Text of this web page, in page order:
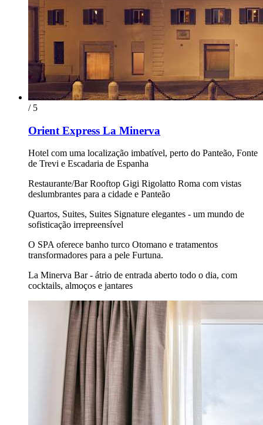
/ 5
Orient Express La Minerva
Hotel com uma localização imbatível, perto do Panteão, Fonte
de Trevi e Escadaria de Espanha
Restaurante/Bar Rooftop Gigi Rigolatto Roma com vistas
deslumbrantes para a cidade e Panteão
Quartos, Suites, Suites Signature elegantes - um mundo de
sofisticação irrepreensível
O SPA oferece banho turco Otomano e tratamentos
transformadores para a pele Furtuna.
La Minerva Bar - átrio de entrada aberto todo o dia, com
cocktails, almoços e jantares